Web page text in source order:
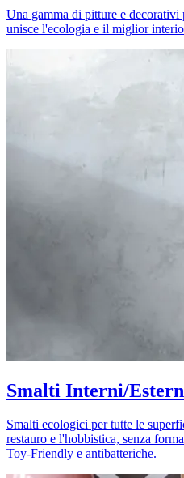
Una gamma di pitture e
unisce l'ecologia e il miglior
Smalti Interni/
Smalti ecologici per tutte le
restauro e l'hobbistica, senza
Toy-Friendly e antibatteriche.